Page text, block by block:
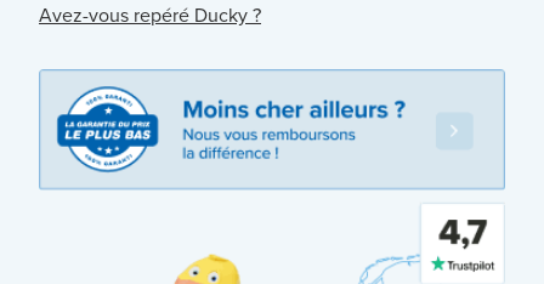
Avez-vous repéré Ducky ?